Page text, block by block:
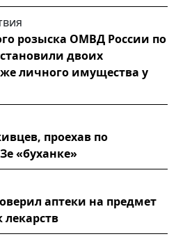
розыска ОМВД России по
двоих
личного имущества у
проехав по
«буханке»
аптеки на предмет